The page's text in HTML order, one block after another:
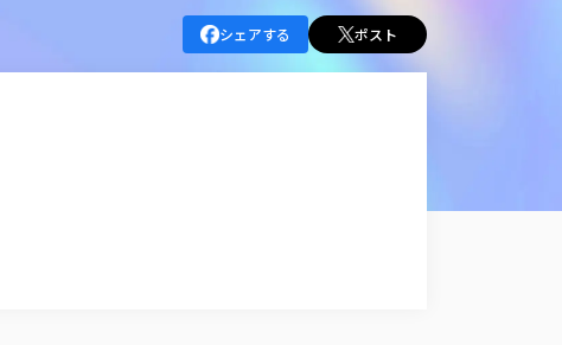
シェアする ポスト